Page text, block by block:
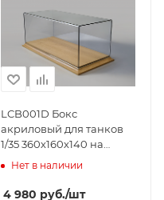
LCB001D Бокс
акриловый для танков
1/35 360х160х140 на
деревянном основании
Нет в наличии
4 980 руб./шт